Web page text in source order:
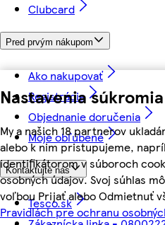
Nastavenia súkromia
My a našich 18 partnerov
alebo k nim pristupujeme,
identifikátorom v súboroch
osobných údajov. Svoj súhlas
voľbou Prijať alebo Odmietnuť
Pravidlách pre ochranu
Clubcard
Pred prvým nákupom
Ako nakupovať
Registrácia
Objednanie doručenia
Moje obľúbené
Kontaktujte nás
Tesco.sk